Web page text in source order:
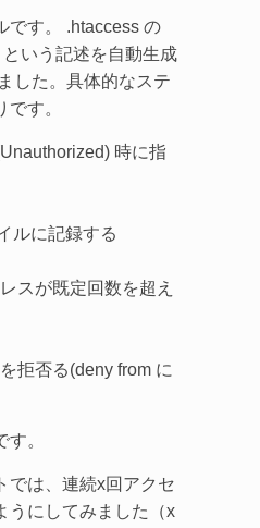
です。 .htaccess の
という記述を自動生成
した。具体的なステ
す。
時に指
ルに記録する
スが既定回数を超え
拒否る(deny from に
。
では、連続x回アクセ
うにしてみました（x